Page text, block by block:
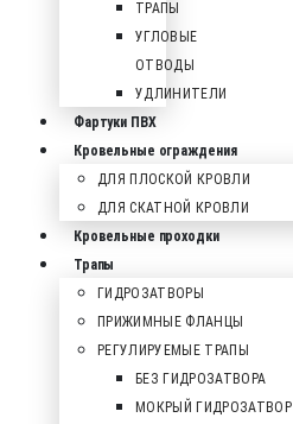
ТРАПЫ
УГЛОВЫЕ
ОТВОДЫ
УДЛИНИТЕЛИ
Фартуки ПВХ
Кровельные ограждения
ДЛЯ ПЛОСКОЙ КРОВЛИ
ДЛЯ СКАТНОЙ КРОВЛИ
Кровельные проходки
Трапы
ГИДРОЗАТВОРЫ
ПРИЖИМНЫЕ ФЛАНЦЫ
РЕГУЛИРУЕМЫЕ ТРАПЫ
БЕЗ ГИДРОЗАТВОРА
МОКРЫЙ ГИДРОЗАТВОР